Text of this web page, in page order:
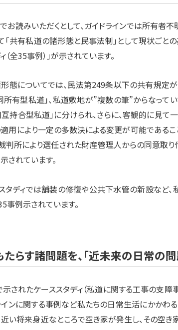
お読みいただくとして、ガイドラインでは所有者
「共有私道の諸形態と民事法制」として現状ごと
（全35事例）」が示されています。
態についてでは、民法第249条以下の共有規定
所有型私道」、私道敷地が”複数の筆”からなっ
互持合型私道」に分けられ、さらに、客観的に見
用により一定の多数決による変更が可能である
判所により選任された財産管理人からの同意取
されています。
タディでは舗装の修復や公共下水管の新設など
事例示されています。
らす諸問題を、「近未来の日常の問
示されたケーススタディ（私道に関する工事の支障
インに関する事例など私たちの日常生活にかかわ
近い将来身近なところで空き家が発生し、その空